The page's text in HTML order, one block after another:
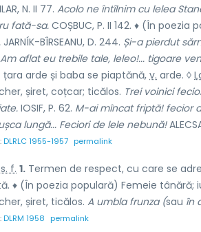
N. II 77. Acolo ne întîlnim cu lelea
fată-sa. COȘBUC, P. II 142. ♦ (În
JARNÍK-BÎRSEANU, D. 244. Și-a pierdut
Am aflat eu trebile tale, leleo!... tigoare
arde și baba se piaptănă, v. arde. ◊
șiret, coțcar; ticălos. Trei voinici
IOSIF, P. 62. M-ai mîncat friptă! fecior
lungă... Feciori de lele nebună!
DLRLC 1955-1957 permalink
s. f. 1. Termen de respect, cu care se
♦ (În poezia populară) Femeie tânără;
șiret, ticălos. A umbla frunza (sau în
DLRM 1958 permalink